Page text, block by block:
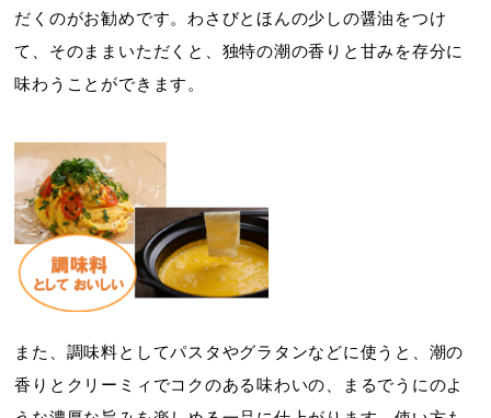
だくのがお勧めです。わさびとほんの少しの醤油をつけ
て、そのままいただくと、独特の潮の香りと甘みを存分に
味わうことができます。
また、調味料としてパスタやグラタンなどに使うと、潮の
香りとクリーミィでコクのある味わいの、まるでうにのよ